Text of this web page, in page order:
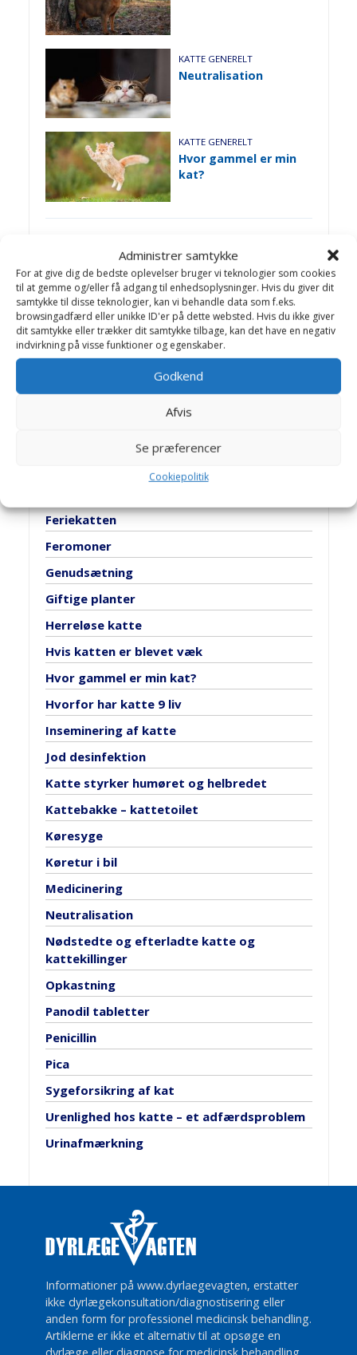
Administrer samtykke
For at give dig de bedste oplevelser bruger vi teknologier som cookies
til at gemme og/eller få adgang til enhedsoplysninger. Hvis du giver dit
samtykke til disse teknologier, kan vi behandle data som f.eks.
browsingadfærd eller unikke ID'er på dette websted. Hvis du ikke giver
dit samtykke eller trækker dit samtykke tilbage, kan det have en negativ
indvirkning på visse funktioner og egenskaber.
Godkend
Afvis
Se præferencer
Cookiepolitik
KATTE GENERELT
Neutralisation
KATTE GENERELT
Hvor gammel er min
kat?
… 5 6 7
Artikler
Aflivning af familiedyr
Baggårds katte
Dansk katteregister
Feriekatten
Feromoner
Genudsætning
Giftige planter
Herreløse katte
Hvis katten er blevet væk
Hvor gammel er min kat?
Hvorfor har katte 9 liv
Inseminering af katte
Jod desinfektion
Katte styrker humøret og helbredet
Kattebakke – kattetoilet
Køresyge
Køretur i bil
Medicinering
Neutralisation
Nødstedte og efterladte katte og
kattekillinger
Opkastning
Panodil tabletter
Penicillin
Pica
Sygeforsikring af kat
Urenlighed hos katte – et adfærdsproblem
Urinafmærkning
Informationer på www.dyrlaegevagten, erstatter
ikke dyrlægekonsultation/diagnostisering eller
anden form for professionel medicinsk behandling.
Artiklerne er ikke et alternativ til at opsøge en